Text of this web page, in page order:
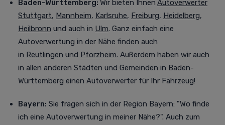
Baden-Württemberg: Wir bieten Ihnen Autoverwerter
Stuttgart, Mannheim, Karlsruhe, Freiburg, Heidelberg,
Heilbronn und auch in Ulm. Ganz einfach eine
Autoverwertung in der Nähe finden auch
in Reutlingen und Pforzheim. Außerdem haben wir auch
in allen anderen Städten und Gemeinden in Baden-
Württemberg einen Autoverwerter für Ihr Fahrzeug!
Bayern: Sie fragen sich in der Region Bayern: "Wo finde
ich eine Autoverwertung in meiner Nähe?". Auch zum